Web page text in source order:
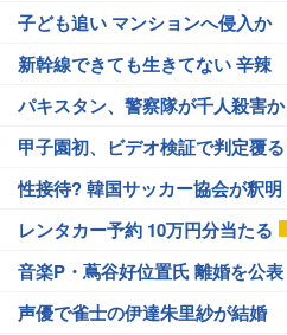
子ども追い マンションへ侵入か
新幹線できても生きてない 辛辣
パキスタン、警察隊が千人殺害か
甲子園初、ビデオ検証で判定覆る
性接待? 韓国サッカー協会が釈明
レンタカー予約 10万円分当たる
音楽P・蔦谷好位置氏 離婚を公表
声優で雀士の伊達朱里紗が結婚